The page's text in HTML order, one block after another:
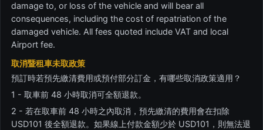
damage to, or loss of the vehicle and will bear all
consequences, including the cost of repatriation of the
damaged vehicle. All fees quoted include VAT and local
Airport fee.
取消暨租車未取政策
預訂時若預先繳清費用或預付部分訂金，有哪些取消政策適用？
1 - 取車前 48 小時取消可全額退款。
2 - 若在取車前 48 小時之內取消，預先繳清的費用會在扣除
USD101 後全額退款。如果線上付款金額少於 USD101，則無法退